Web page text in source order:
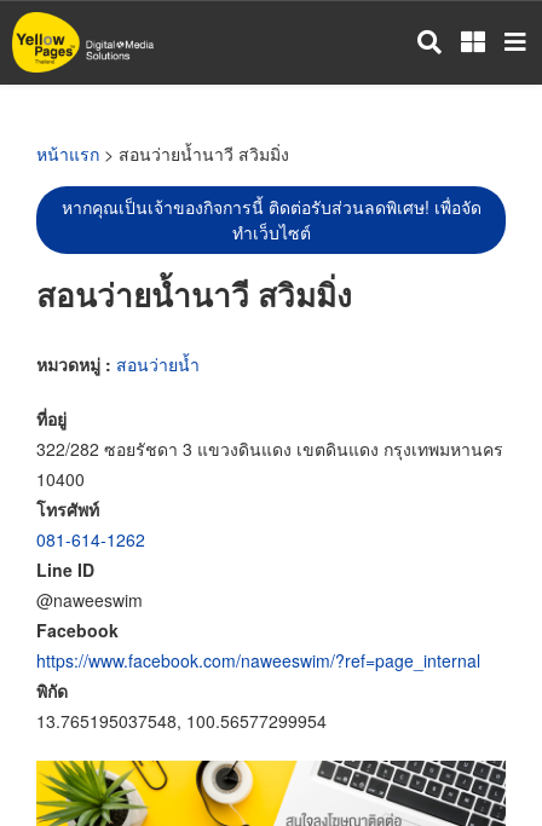
ข้าม
ไป
หน้าแรก > สอนว่ายน้ำนาวี สวิมมิ่ง
หากคุณเป็นเจ้าของกิจการนี้ ติดต่อรับส่วนลดพิเศษ! เพื่อจัด
ทำเว็บไซต์
สอนว่ายน้ำนาวี สวิมมิ่ง
หมวดหมู่ : สอนว่ายน้ำ
ที่อยู่
322/282 ซอยรัชดา 3 แขวงดินแดง เขตดินแดง กรุงเทพมหานคร
10400
โทรศัพท์
081-614-1262
Line ID
@naweeswim
Facebook
https://www.facebook.com/naweeswim/?ref=page_internal
พิกัด
13.765195037548, 100.56577299954